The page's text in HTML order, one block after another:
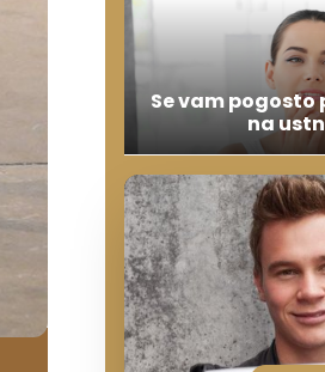
Se vam pogosto
na